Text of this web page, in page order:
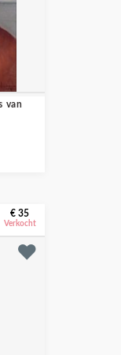
van
€ 35
Verkocht